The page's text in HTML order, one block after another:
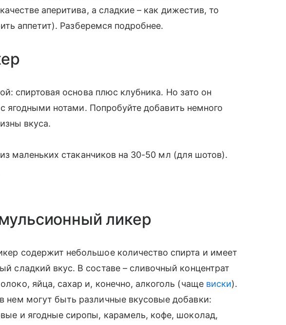
аперитива, а сладкие – как дижестив, то
аппетит). Разберемся подробнее.
спиртовая основа плюс клубника. Но зато он
ягодными нотами. Попробуйте добавить немного
вкуса.
маленьких стаканчиков на 30-50 мл (для шотов).
ликер
содержит небольшое количество спирта и имеет
сладкий вкус. В составе – сливочный концентрат
яйца, сахар и, конечно, алкоголь (чаще виски).
нем могут быть различные вкусовые добавки:
и ягодные сиропы, карамель, кофе, шоколад,